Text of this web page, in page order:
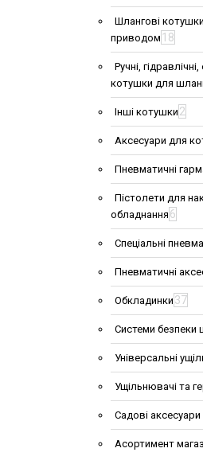
Шлангові
приводом 18
Ручні,
котушки для
Інші котушки 2
Аксесуари для
Пневматичні
Пістолети для
обладнання 6
Спеціальні
Пневматичні
Обкладинки 37
Системи безпеки
Універсальні
Ущільнювачі та
Садові аксесуари
Асортимент